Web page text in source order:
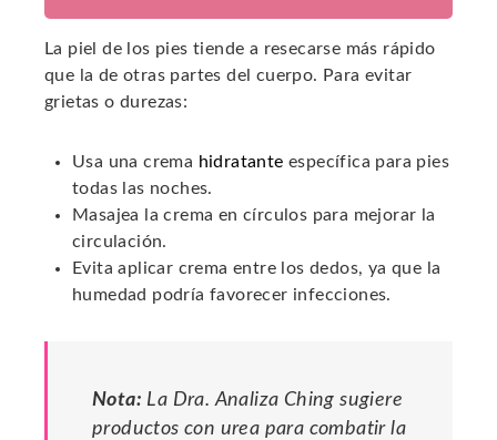
La piel de los pies tiende a resecarse más rápido
que la de otras partes del cuerpo. Para evitar
grietas o durezas:
Usa una crema hidratante específica para pies
todas las noches.
Masajea la crema en círculos para mejorar la
circulación.
Evita aplicar crema entre los dedos, ya que la
humedad podría favorecer infecciones.
Nota: La Dra. Analiza Ching sugiere
productos con urea para combatir la